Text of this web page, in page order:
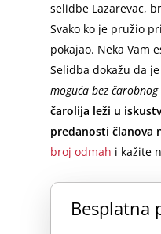
selidbe Lazarevac,
Svako ko je pružio
pokajao. Neka Vam
Selidba dokažu da
moguća bez
čarolija leži u
predanosti članova
broj odmah i kažite
Besplatna